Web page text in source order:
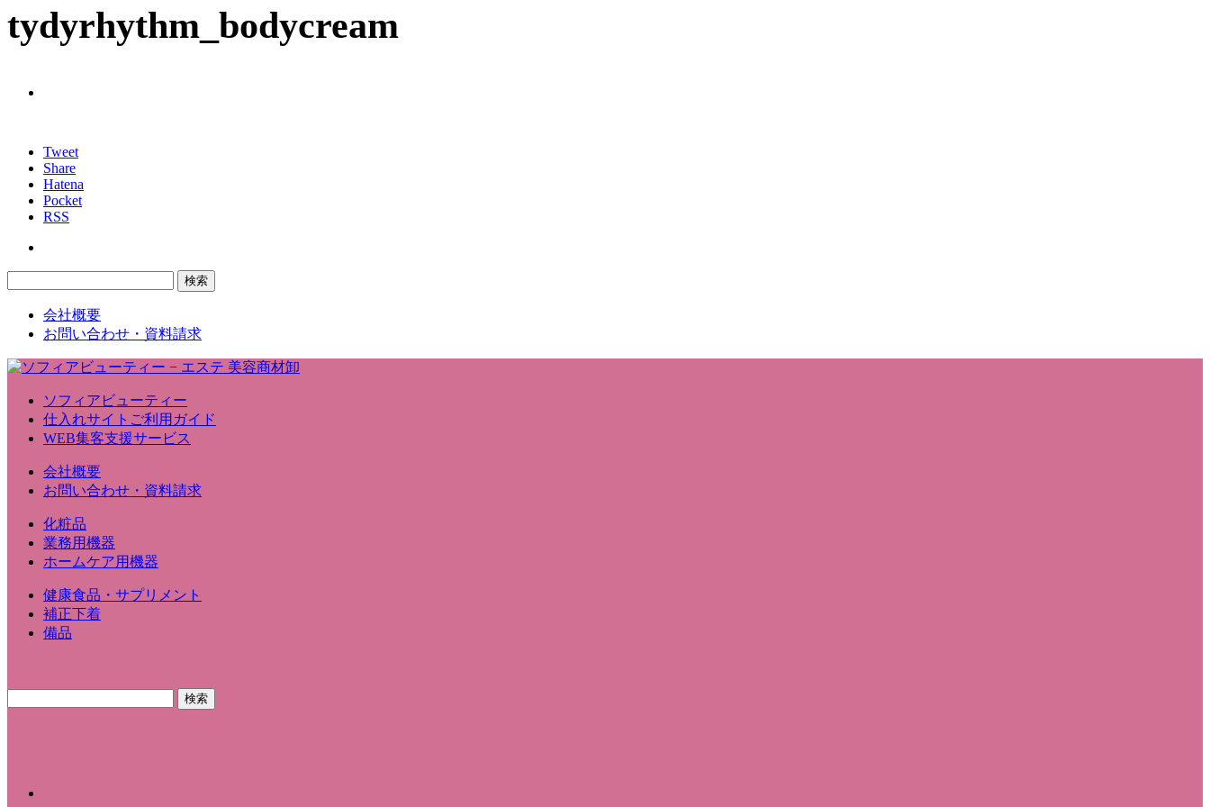
tydyrhythm_bodycream
Tweet
Share
Hatena
Pocket
RSS
会社概要
お問い合わせ・資料請求
ソフィアビューティー
仕入れサイトご利用ガイド
WEB集客支援サービス
会社概要
お問い合わせ・資料請求
化粧品
業務用機器
ホームケア用機器
健康食品・サプリメント
補正下着
備品